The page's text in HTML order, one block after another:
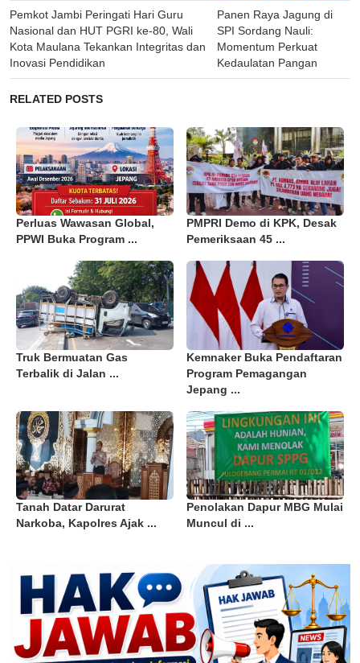
Post
navigation
Pemkot Jambi Peringati Hari Guru
Nasional dan HUT PGRI ke-80, Wali
Kota Maulana Tekankan Integritas dan
Inovasi Pendidikan
Panen Raya Jagung di
SPI Sordang Nauli:
Momentum Perkuat
Kedaulatan Pangan
RELATED POSTS
Perluas Wawasan Global,
PPWI Buka Program ...
PMPRI Demo di KPK, Desak
Pemeriksaan 45 ...
Truk Bermuatan Gas
Terbalik di Jalan ...
Kemnaker Buka Pendaftaran
Program Pemagangan
Jepang ...
Tanah Datar Darurat
Narkoba, Kapolres Ajak ...
Penolakan Dapur MBG Mulai
Muncul di ...